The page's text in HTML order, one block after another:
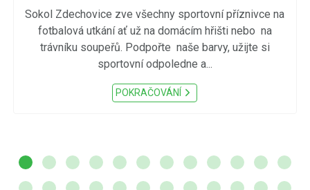
Sokol Zdechovice zve všechny sportovní příznivce na
fotbalová utkání ať už na domácím hřišti nebo na
trávníku soupeřů. Podpořte naše barvy, užijte si
sportovní odpoledne a...
POKRAČOVÁNÍ